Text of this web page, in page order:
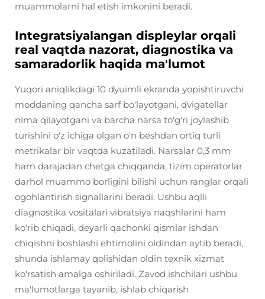
muammolarni hal etish imkonini beradi.
Integratsiyalangan displeylar orqali
real vaqtda nazorat, diagnostika va
samaradorlik haqida ma'lumot
Yuqori aniqlikdagi 10 dyuimli ekranda yopishtiruvchi
moddaning qancha sarf bo'layotgani, dvigatellar
nima qilayotgani va barcha narsa to'g'ri joylashib
turishini o'z ichiga olgan o'n beshdan ortiq turli
metrikalar bir vaqtda kuzatiladi. Narsalar 0,3 mm
ham darajadan chetga chiqqanda, tizim operatorlar
darhol muammo borligini bilishi uchun ranglar orqali
ogohlantirish signallarini beradi. Ushbu aqlli
diagnostika vositalari vibratsiya naqshlarini ham
ko'rib chiqadi, deyarli qachonki qismlar ishdan
chiqishni boshlashi ehtimolini oldindan aytib beradi,
shunda ishlamay qolishidan oldin texnik xizmat
ko'rsatish amalga oshiriladi. Zavod ishchilari ushbu
ma'lumotlarga tayanib, ishlab chiqarish